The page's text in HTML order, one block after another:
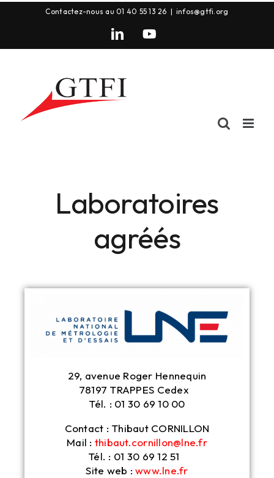
Contactez-nous au 01 40 55 13 26 | infos@gtfi.org
Laboratoires
agréés
29, avenue Roger Hennequin
78197 TRAPPES Cedex
Tél. : 01 30 69 10 00
Contact : Thibaut CORNILLON
Mail : thibaut.cornillon@lne.fr
Tél. : 01 30 69 12 51
Site web :www.lne.fr